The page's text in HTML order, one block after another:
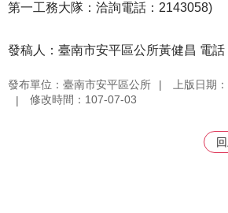
第一工務大隊：洽詢電話：2143058)
發稿人：臺南市安平區公所黃健昌 電
發布單位：臺南市安平區公所
上版日期
修改時間：107-07-03